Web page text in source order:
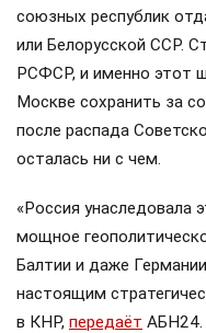
союзных республик
или Белорусской ССР.
РСФСР, и именно этот
Москве сохранить за
после распада
осталась ни с чем.
«Россия унаследовала
мощное
Балтии и даже
настоящим
в КНР, передаёт АБН24.